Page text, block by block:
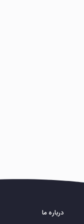
درباره ما